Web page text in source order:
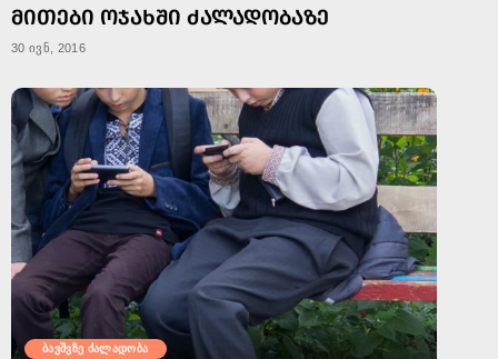
ᲛᲘᲗᲔᲑᲘ ᲝᲯᲐᲮᲨᲘ ᲫᲐᲚᲐᲓᲝᲑᲐᲖᲔ
30 ივნ, 2016
ბავშვზე ძალადობა